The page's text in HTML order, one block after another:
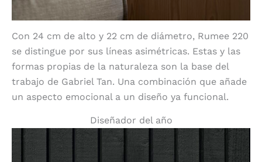
Con 24 cm de alto y 22 cm de diámetro, Rumee 220
se distingue por sus líneas asimétricas. Estas y las
formas propias de la naturaleza son la base del
trabajo de Gabriel Tan. Una combinación que añade
un aspecto emocional a un diseño ya funcional.
Diseñador del año